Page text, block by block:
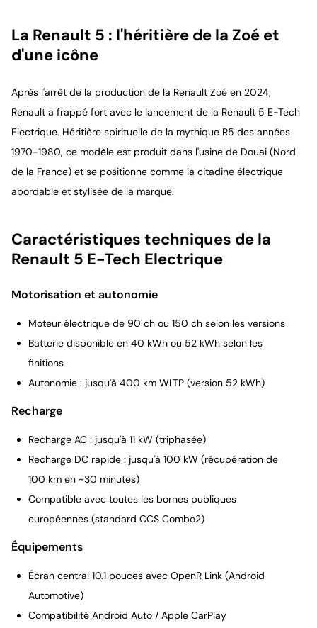
La Renault 5 : l'héritière de la Zoé et
d'une icône
Après l'arrêt de la production de la Renault Zoé en 2024,
Renault a frappé fort avec le lancement de la Renault 5 E-Tech
Electrique. Héritière spirituelle de la mythique R5 des années
1970-1980, ce modèle est produit dans l'usine de Douai (Nord
de la France) et se positionne comme la citadine électrique
abordable et stylisée de la marque.
Caractéristiques techniques de la
Renault 5 E-Tech Electrique
Motorisation et autonomie
Moteur électrique de 90 ch ou 150 ch selon les versions
Batterie disponible en 40 kWh ou 52 kWh selon les
finitions
Autonomie : jusqu'à 400 km WLTP (version 52 kWh)
Recharge
Recharge AC : jusqu'à 11 kW (triphasée)
Recharge DC rapide : jusqu'à 100 kW (récupération de
100 km en ~30 minutes)
Compatible avec toutes les bornes publiques
européennes (standard CCS Combo2)
Équipements
Écran central 10.1 pouces avec OpenR Link (Android
Automotive)
Compatibilité Android Auto / Apple CarPlay